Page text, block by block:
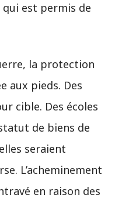
est permis de
la protection
aux pieds. Des
cible. Des écoles
de biens de
seraient
L’acheminement
en raison des